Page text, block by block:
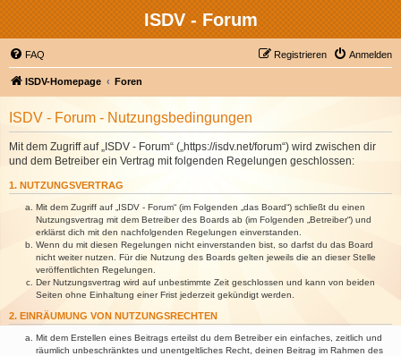
ISDV - Forum
FAQ Anmelden
Registrieren
ISDV-Homepage Foren
ISDV - Forum - Nutzungsbedingungen
Mit dem Zugriff auf „ISDV - Forum“ („https://isdv.net/forum“) wird zwischen dir
und dem Betreiber ein Vertrag mit folgenden Regelungen geschlossen:
1. NUTZUNGSVERTRAG
Mit dem Zugriff auf „ISDV - Forum“ (im Folgenden „das Board“) schließt du einen
Nutzungsvertrag mit dem Betreiber des Boards ab (im Folgenden „Betreiber“) und
erklärst dich mit den nachfolgenden Regelungen einverstanden.
Wenn du mit diesen Regelungen nicht einverstanden bist, so darfst du das Board
nicht weiter nutzen. Für die Nutzung des Boards gelten jeweils die an dieser Stelle
veröffentlichten Regelungen.
Der Nutzungsvertrag wird auf unbestimmte Zeit geschlossen und kann von beiden
Seiten ohne Einhaltung einer Frist jederzeit gekündigt werden.
2. EINRÄUMUNG VON NUTZUNGSRECHTEN
Mit dem Erstellen eines Beitrags erteilst du dem Betreiber ein einfaches, zeitlich und
räumlich unbeschränktes und unentgeltliches Recht, deinen Beitrag im Rahmen des